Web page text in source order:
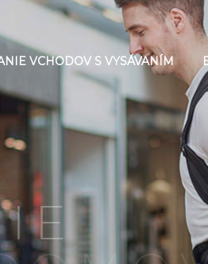
VCHODOV S VYSÁVANÍM
IE